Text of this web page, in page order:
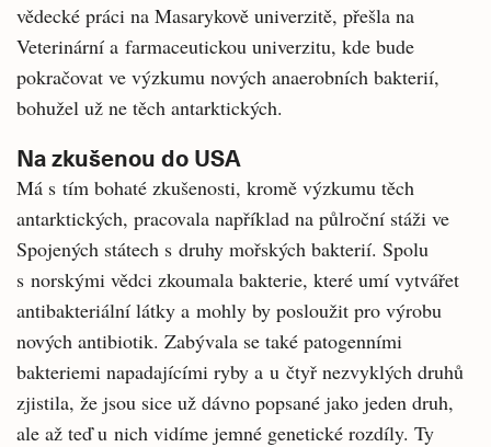
vědecké práci na Masarykově univerzitě, přešla na
Veterinární a farmaceutickou univerzitu, kde bude
pokračovat ve výzkumu nových anaerobních bakterií,
bohužel už ne těch antarktických.
Na zkušenou do USA
Má s tím bohaté zkušenosti, kromě výzkumu těch
antarktických, pracovala například na půlroční stáži ve
Spojených státech s druhy mořských bakterií. Spolu
s norskými vědci zkoumala bakterie, které umí vytvářet
antibakteriální látky a mohly by posloužit pro výrobu
nových antibiotik. Zabývala se také patogenními
bakteriemi napadajícími ryby a u čtyř nezvyklých druhů
zjistila, že jsou sice už dávno popsané jako jeden druh,
ale až teď u nich vidíme jemné genetické rozdíly. Ty